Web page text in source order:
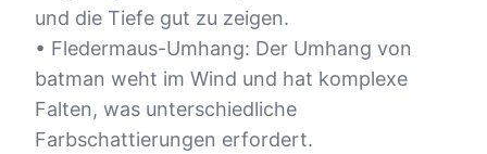
und die Tiefe gut zu zeigen.
• Fledermaus-Umhang: Der Umhang von
batman weht im Wind und hat komplexe
Falten, was unterschiedliche
Farbschattierungen erfordert.